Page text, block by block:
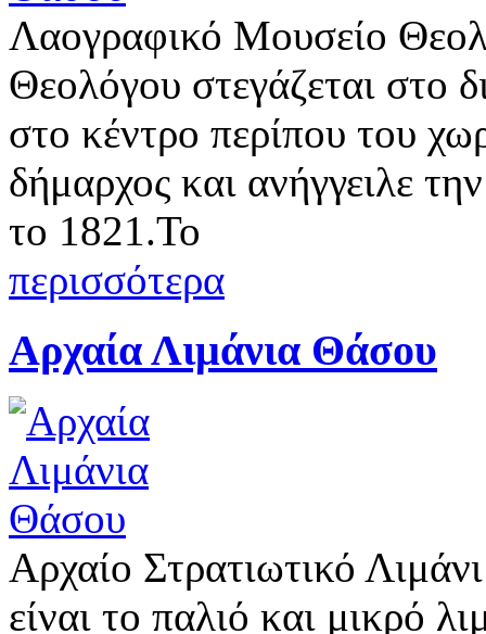
Λαογραφικό Μουσείο
Θεολόγου στεγάζεται στο
στο κέντρο περίπου του
δήμαρχος και ανήγγειλε
το 1821.Το
περισσότερα
Αρχαία Λιμάνια Θάσου
Αρχαίο Στρατιωτικό
είναι το παλιό και μικρό